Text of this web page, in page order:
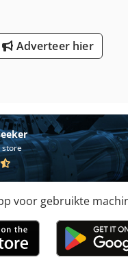
Adverteer hier
store
voor gebruikte